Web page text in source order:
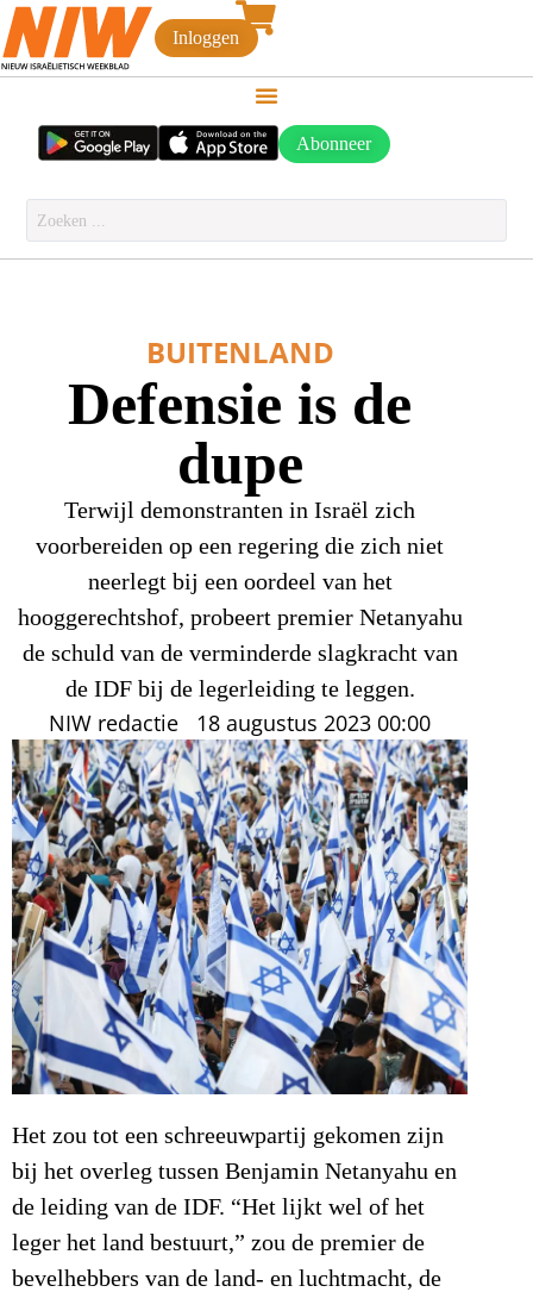
Inloggen
Abonneer
BUITENLAND
Defensie is de
dupe
Terwijl demonstranten in Israël zich
voorbereiden op een regering die zich niet
neerlegt bij een oordeel van het
hooggerechtshof, probeert premier Netanyahu
de schuld van de verminderde slagkracht van
de IDF bij de legerleiding te leggen.
NIW redactie 18 augustus 2023 00:00
Het zou tot een schreeuwpartij gekomen zijn
bij het overleg tussen Benjamin Netanyahu en
de leiding van de IDF. “Het lijkt wel of het
leger het land bestuurt,” zou de premier de
bevelhebbers van de land- en luchtmacht, de